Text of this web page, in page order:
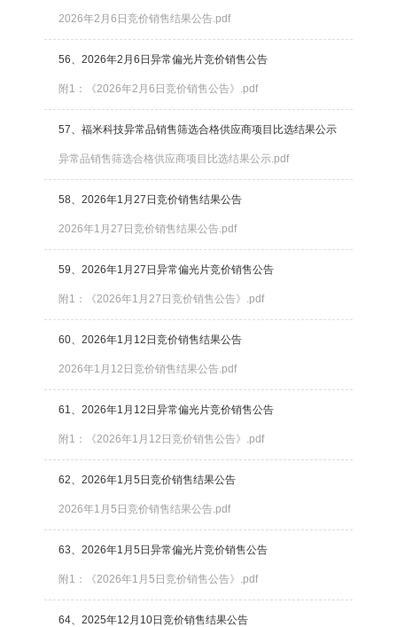
2026年2月6日竞价销售结果公告.pdf
56、2026年2月6日异常偏光片竞价销售公告
附1：《2026年2月6日竞价销售公告》.pdf
57、福米科技异常品销售筛选合格供应商项目比选结果公示
异常品销售筛选合格供应商项目比选结果公示.pdf
58、2026年1月27日竞价销售结果公告
2026年1月27日竞价销售结果公告.pdf
59、2026年1月27日异常偏光片竞价销售公告
附1：《2026年1月27日竞价销售公告》.pdf
60、2026年1月12日竞价销售结果公告
2026年1月12日竞价销售结果公告.pdf
61、2026年1月12日异常偏光片竞价销售公告
附1：《2026年1月12日竞价销售公告》.pdf
62、2026年1月5日竞价销售结果公告
2026年1月5日竞价销售结果公告.pdf
63、2026年1月5日异常偏光片竞价销售公告
附1：《2026年1月5日竞价销售公告》.pdf
64、2025年12月10日竞价销售结果公告